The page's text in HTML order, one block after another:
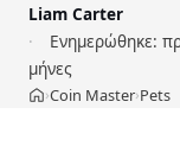
Liam Carter
Ενημερώθηκε:
μήνες
Αρχική
›Coin Master›Pets